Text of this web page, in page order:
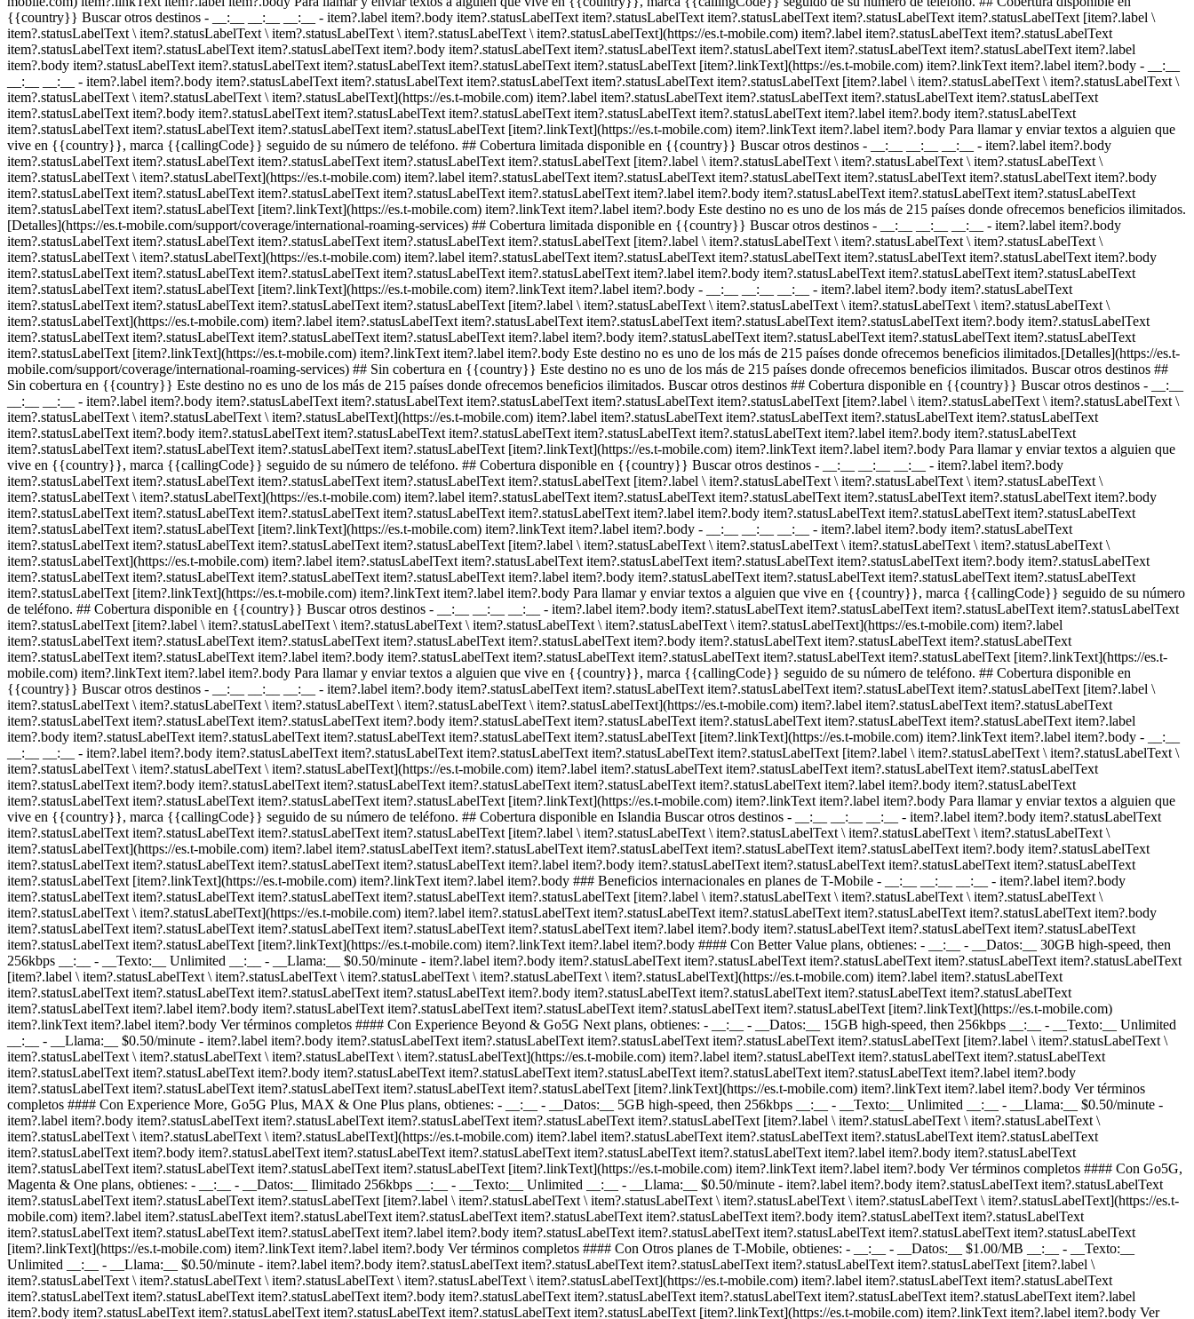
{{country}} Buscar otros destinos - __:__ __:__ __:__ - item?.label item?.body item?.statusLabelText item?.statusLabelText item?.statusLabelText item?.statusLabelText item?.statusLabelText [item?.label \
item?.statusLabelText \ item?.statusLabelText \ item?.statusLabelText \ item?.statusLabelText \ item?.statusLabelText](https://es.t-mobile.com) item?.label item?.statusLabelText item?.statusLabelText
item?.statusLabelText item?.statusLabelText item?.statusLabelText item?.body item?.statusLabelText item?.statusLabelText item?.statusLabelText item?.statusLabelText item?.statusLabelText item?.label
item?.body item?.statusLabelText item?.statusLabelText item?.statusLabelText item?.statusLabelText item?.statusLabelText [item?.linkText](https://es.t-mobile.com) item?.linkText item?.label item?.body - __:__
__:__ __:__ - item?.label item?.body item?.statusLabelText item?.statusLabelText item?.statusLabelText item?.statusLabelText item?.statusLabelText [item?.label \ item?.statusLabelText \ item?.statusLabelText \
item?.statusLabelText \ item?.statusLabelText \ item?.statusLabelText](https://es.t-mobile.com) item?.label item?.statusLabelText item?.statusLabelText item?.statusLabelText item?.statusLabelText
item?.statusLabelText item?.body item?.statusLabelText item?.statusLabelText item?.statusLabelText item?.statusLabelText item?.statusLabelText item?.label item?.body item?.statusLabelText
item?.statusLabelText item?.statusLabelText item?.statusLabelText item?.statusLabelText [item?.linkText](https://es.t-mobile.com) item?.linkText item?.label item?.body Para llamar y enviar textos a alguien que
vive en {{country}}, marca {{callingCode}} seguido de su número de teléfono. ## Cobertura limitada disponible en {{country}} Buscar otros destinos - __:__ __:__ __:__ - item?.label item?.body
item?.statusLabelText item?.statusLabelText item?.statusLabelText item?.statusLabelText item?.statusLabelText [item?.label \ item?.statusLabelText \ item?.statusLabelText \ item?.statusLabelText \
item?.statusLabelText \ item?.statusLabelText](https://es.t-mobile.com) item?.label item?.statusLabelText item?.statusLabelText item?.statusLabelText item?.statusLabelText item?.statusLabelText item?.body
item?.statusLabelText item?.statusLabelText item?.statusLabelText item?.statusLabelText item?.statusLabelText item?.label item?.body item?.statusLabelText item?.statusLabelText item?.statusLabelText
item?.statusLabelText item?.statusLabelText [item?.linkText](https://es.t-mobile.com) item?.linkText item?.label item?.body Este destino no es uno de los más de 215 países donde ofrecemos beneficios ilimitados.
[Detalles](https://es.t-mobile.com/support/coverage/international-roaming-services) ## Cobertura limitada disponible en {{country}} Buscar otros destinos - __:__ __:__ __:__ - item?.label item?.body
item?.statusLabelText item?.statusLabelText item?.statusLabelText item?.statusLabelText item?.statusLabelText [item?.label \ item?.statusLabelText \ item?.statusLabelText \ item?.statusLabelText \
item?.statusLabelText \ item?.statusLabelText](https://es.t-mobile.com) item?.label item?.statusLabelText item?.statusLabelText item?.statusLabelText item?.statusLabelText item?.statusLabelText item?.body
item?.statusLabelText item?.statusLabelText item?.statusLabelText item?.statusLabelText item?.statusLabelText item?.label item?.body item?.statusLabelText item?.statusLabelText item?.statusLabelText
item?.statusLabelText item?.statusLabelText [item?.linkText](https://es.t-mobile.com) item?.linkText item?.label item?.body - __:__ __:__ __:__ - item?.label item?.body item?.statusLabelText
item?.statusLabelText item?.statusLabelText item?.statusLabelText item?.statusLabelText [item?.label \ item?.statusLabelText \ item?.statusLabelText \ item?.statusLabelText \ item?.statusLabelText \
item?.statusLabelText](https://es.t-mobile.com) item?.label item?.statusLabelText item?.statusLabelText item?.statusLabelText item?.statusLabelText item?.statusLabelText item?.body item?.statusLabelText
item?.statusLabelText item?.statusLabelText item?.statusLabelText item?.statusLabelText item?.label item?.body item?.statusLabelText item?.statusLabelText item?.statusLabelText item?.statusLabelText
item?.statusLabelText [item?.linkText](https://es.t-mobile.com) item?.linkText item?.label item?.body Este destino no es uno de los más de 215 países donde ofrecemos beneficios ilimitados.[Detalles](https://es.t-
mobile.com/support/coverage/international-roaming-services) ## Sin cobertura en {{country}} Este destino no es uno de los más de 215 países donde ofrecemos beneficios ilimitados. Buscar otros destinos ##
Sin cobertura en {{country}} Este destino no es uno de los más de 215 países donde ofrecemos beneficios ilimitados. Buscar otros destinos ## Cobertura disponible en {{country}} Buscar otros destinos - __:__
__:__ __:__ - item?.label item?.body item?.statusLabelText item?.statusLabelText item?.statusLabelText item?.statusLabelText item?.statusLabelText [item?.label \ item?.statusLabelText \ item?.statusLabelText \
item?.statusLabelText \ item?.statusLabelText \ item?.statusLabelText](https://es.t-mobile.com) item?.label item?.statusLabelText item?.statusLabelText item?.statusLabelText item?.statusLabelText
item?.statusLabelText item?.body item?.statusLabelText item?.statusLabelText item?.statusLabelText item?.statusLabelText item?.statusLabelText item?.label item?.body item?.statusLabelText
item?.statusLabelText item?.statusLabelText item?.statusLabelText item?.statusLabelText [item?.linkText](https://es.t-mobile.com) item?.linkText item?.label item?.body Para llamar y enviar textos a alguien que
vive en {{country}}, marca {{callingCode}} seguido de su número de teléfono. ## Cobertura disponible en {{country}} Buscar otros destinos - __:__ __:__ __:__ - item?.label item?.body
item?.statusLabelText item?.statusLabelText item?.statusLabelText item?.statusLabelText item?.statusLabelText [item?.label \ item?.statusLabelText \ item?.statusLabelText \ item?.statusLabelText \
item?.statusLabelText \ item?.statusLabelText](https://es.t-mobile.com) item?.label item?.statusLabelText item?.statusLabelText item?.statusLabelText item?.statusLabelText item?.statusLabelText item?.body
item?.statusLabelText item?.statusLabelText item?.statusLabelText item?.statusLabelText item?.statusLabelText item?.label item?.body item?.statusLabelText item?.statusLabelText item?.statusLabelText
item?.statusLabelText item?.statusLabelText [item?.linkText](https://es.t-mobile.com) item?.linkText item?.label item?.body - __:__ __:__ __:__ - item?.label item?.body item?.statusLabelText
item?.statusLabelText item?.statusLabelText item?.statusLabelText item?.statusLabelText [item?.label \ item?.statusLabelText \ item?.statusLabelText \ item?.statusLabelText \ item?.statusLabelText \
item?.statusLabelText](https://es.t-mobile.com) item?.label item?.statusLabelText item?.statusLabelText item?.statusLabelText item?.statusLabelText item?.statusLabelText item?.body item?.statusLabelText
item?.statusLabelText item?.statusLabelText item?.statusLabelText item?.statusLabelText item?.label item?.body item?.statusLabelText item?.statusLabelText item?.statusLabelText item?.statusLabelText
item?.statusLabelText [item?.linkText](https://es.t-mobile.com) item?.linkText item?.label item?.body Para llamar y enviar textos a alguien que vive en {{country}}, marca {{callingCode}} seguido de su número
de teléfono. ## Cobertura disponible en {{country}} Buscar otros destinos - __:__ __:__ __:__ - item?.label item?.body item?.statusLabelText item?.statusLabelText item?.statusLabelText item?.statusLabelText
item?.statusLabelText [item?.label \ item?.statusLabelText \ item?.statusLabelText \ item?.statusLabelText \ item?.statusLabelText \ item?.statusLabelText](https://es.t-mobile.com) item?.label
item?.statusLabelText item?.statusLabelText item?.statusLabelText item?.statusLabelText item?.statusLabelText item?.body item?.statusLabelText item?.statusLabelText item?.statusLabelText
item?.statusLabelText item?.statusLabelText item?.label item?.body item?.statusLabelText item?.statusLabelText item?.statusLabelText item?.statusLabelText item?.statusLabelText [item?.linkText](https://es.t-
mobile.com) item?.linkText item?.label item?.body Para llamar y enviar textos a alguien que vive en {{country}}, marca {{callingCode}} seguido de su número de teléfono. ## Cobertura disponible en
{{country}} Buscar otros destinos - __:__ __:__ __:__ - item?.label item?.body item?.statusLabelText item?.statusLabelText item?.statusLabelText item?.statusLabelText item?.statusLabelText [item?.label \
item?.statusLabelText \ item?.statusLabelText \ item?.statusLabelText \ item?.statusLabelText \ item?.statusLabelText](https://es.t-mobile.com) item?.label item?.statusLabelText item?.statusLabelText
item?.statusLabelText item?.statusLabelText item?.statusLabelText item?.body item?.statusLabelText item?.statusLabelText item?.statusLabelText item?.statusLabelText item?.statusLabelText item?.label
item?.body item?.statusLabelText item?.statusLabelText item?.statusLabelText item?.statusLabelText item?.statusLabelText [item?.linkText](https://es.t-mobile.com) item?.linkText item?.label item?.body - __:__
__:__ __:__ - item?.label item?.body item?.statusLabelText item?.statusLabelText item?.statusLabelText item?.statusLabelText item?.statusLabelText [item?.label \ item?.statusLabelText \ item?.statusLabelText \
item?.statusLabelText \ item?.statusLabelText \ item?.statusLabelText](https://es.t-mobile.com) item?.label item?.statusLabelText item?.statusLabelText item?.statusLabelText item?.statusLabelText
item?.statusLabelText item?.body item?.statusLabelText item?.statusLabelText item?.statusLabelText item?.statusLabelText item?.statusLabelText item?.label item?.body item?.statusLabelText
item?.statusLabelText item?.statusLabelText item?.statusLabelText item?.statusLabelText [item?.linkText](https://es.t-mobile.com) item?.linkText item?.label item?.body Para llamar y enviar textos a alguien que
vive en {{country}}, marca {{callingCode}} seguido de su número de teléfono. ## Cobertura disponible en Islandia Buscar otros destinos - __:__ __:__ __:__ - item?.label item?.body item?.statusLabelText
item?.statusLabelText item?.statusLabelText item?.statusLabelText item?.statusLabelText [item?.label \ item?.statusLabelText \ item?.statusLabelText \ item?.statusLabelText \ item?.statusLabelText \
item?.statusLabelText](https://es.t-mobile.com) item?.label item?.statusLabelText item?.statusLabelText item?.statusLabelText item?.statusLabelText item?.statusLabelText item?.body item?.statusLabelText
item?.statusLabelText item?.statusLabelText item?.statusLabelText item?.statusLabelText item?.label item?.body item?.statusLabelText item?.statusLabelText item?.statusLabelText item?.statusLabelText
item?.statusLabelText [item?.linkText](https://es.t-mobile.com) item?.linkText item?.label item?.body ### Beneficios internacionales en planes de T-Mobile - __:__ __:__ __:__ - item?.label item?.body
item?.statusLabelText item?.statusLabelText item?.statusLabelText item?.statusLabelText item?.statusLabelText [item?.label \ item?.statusLabelText \ item?.statusLabelText \ item?.statusLabelText \
item?.statusLabelText \ item?.statusLabelText](https://es.t-mobile.com) item?.label item?.statusLabelText item?.statusLabelText item?.statusLabelText item?.statusLabelText item?.statusLabelText item?.body
item?.statusLabelText item?.statusLabelText item?.statusLabelText item?.statusLabelText item?.statusLabelText item?.label item?.body item?.statusLabelText item?.statusLabelText item?.statusLabelText
item?.statusLabelText item?.statusLabelText [item?.linkText](https://es.t-mobile.com) item?.linkText item?.label item?.body #### Con Better Value plans, obtienes: - __:__ - __Datos:__ 30GB high-speed, then
256kbps __:__ - __Texto:__ Unlimited __:__ - __Llama:__ $0.50/minute - item?.label item?.body item?.statusLabelText item?.statusLabelText item?.statusLabelText item?.statusLabelText item?.statusLabelText
[item?.label \ item?.statusLabelText \ item?.statusLabelText \ item?.statusLabelText \ item?.statusLabelText \ item?.statusLabelText](https://es.t-mobile.com) item?.label item?.statusLabelText
item?.statusLabelText item?.statusLabelText item?.statusLabelText item?.statusLabelText item?.body item?.statusLabelText item?.statusLabelText item?.statusLabelText item?.statusLabelText
item?.statusLabelText item?.label item?.body item?.statusLabelText item?.statusLabelText item?.statusLabelText item?.statusLabelText item?.statusLabelText [item?.linkText](https://es.t-mobile.com)
item?.linkText item?.label item?.body Ver términos completos #### Con Experience Beyond & Go5G Next plans, obtienes: - __:__ - __Datos:__ 15GB high-speed, then 256kbps __:__ - __Texto:__ Unlimited
__:__ - __Llama:__ $0.50/minute - item?.label item?.body item?.statusLabelText item?.statusLabelText item?.statusLabelText item?.statusLabelText item?.statusLabelText [item?.label \ item?.statusLabelText \
item?.statusLabelText \ item?.statusLabelText \ item?.statusLabelText \ item?.statusLabelText](https://es.t-mobile.com) item?.label item?.statusLabelText item?.statusLabelText item?.statusLabelText
item?.statusLabelText item?.statusLabelText item?.body item?.statusLabelText item?.statusLabelText item?.statusLabelText item?.statusLabelText item?.statusLabelText item?.label item?.body
item?.statusLabelText item?.statusLabelText item?.statusLabelText item?.statusLabelText item?.statusLabelText [item?.linkText](https://es.t-mobile.com) item?.linkText item?.label item?.body Ver términos
completos #### Con Experience More, Go5G Plus, MAX & One Plus plans, obtienes: - __:__ - __Datos:__ 5GB high-speed, then 256kbps __:__ - __Texto:__ Unlimited __:__ - __Llama:__ $0.50/minute -
item?.label item?.body item?.statusLabelText item?.statusLabelText item?.statusLabelText item?.statusLabelText item?.statusLabelText [item?.label \ item?.statusLabelText \ item?.statusLabelText \
item?.statusLabelText \ item?.statusLabelText \ item?.statusLabelText](https://es.t-mobile.com) item?.label item?.statusLabelText item?.statusLabelText item?.statusLabelText item?.statusLabelText
item?.statusLabelText item?.body item?.statusLabelText item?.statusLabelText item?.statusLabelText item?.statusLabelText item?.statusLabelText item?.label item?.body item?.statusLabelText
item?.statusLabelText item?.statusLabelText item?.statusLabelText item?.statusLabelText [item?.linkText](https://es.t-mobile.com) item?.linkText item?.label item?.body Ver términos completos #### Con Go5G,
Magenta & One plans, obtienes: - __:__ - __Datos:__ Ilimitado 256kbps __:__ - __Texto:__ Unlimited __:__ - __Llama:__ $0.50/minute - item?.label item?.body item?.statusLabelText item?.statusLabelText
item?.statusLabelText item?.statusLabelText item?.statusLabelText [item?.label \ item?.statusLabelText \ item?.statusLabelText \ item?.statusLabelText \ item?.statusLabelText \ item?.statusLabelText](https://es.t-
mobile.com) item?.label item?.statusLabelText item?.statusLabelText item?.statusLabelText item?.statusLabelText item?.statusLabelText item?.body item?.statusLabelText item?.statusLabelText
item?.statusLabelText item?.statusLabelText item?.statusLabelText item?.label item?.body item?.statusLabelText item?.statusLabelText item?.statusLabelText item?.statusLabelText item?.statusLabelText
[item?.linkText](https://es.t-mobile.com) item?.linkText item?.label item?.body Ver términos completos #### Con Otros planes de T-Mobile, obtienes: - __:__ - __Datos:__ $1.00/MB __:__ - __Texto:__
Unlimited __:__ - __Llama:__ $0.50/minute - item?.label item?.body item?.statusLabelText item?.statusLabelText item?.statusLabelText item?.statusLabelText item?.statusLabelText [item?.label \
item?.statusLabelText \ item?.statusLabelText \ item?.statusLabelText \ item?.statusLabelText \ item?.statusLabelText](https://es.t-mobile.com) item?.label item?.statusLabelText item?.statusLabelText
item?.statusLabelText item?.statusLabelText item?.statusLabelText item?.body item?.statusLabelText item?.statusLabelText item?.statusLabelText item?.statusLabelText item?.statusLabelText item?.label
item?.body item?.statusLabelText item?.statusLabelText item?.statusLabelText item?.statusLabelText item?.statusLabelText [item?.linkText](https://es.t-mobile.com) item?.linkText item?.label item?.body Ver